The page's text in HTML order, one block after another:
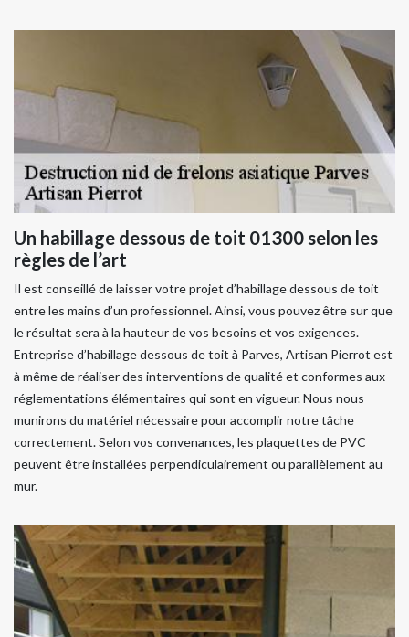
Un habillage dessous de toit 01300 selon les
règles de l’art
Il est conseillé de laisser votre projet d’habillage dessous de toit
entre les mains d’un professionnel. Ainsi, vous pouvez être sur que
le résultat sera à la hauteur de vos besoins et vos exigences.
Entreprise d’habillage dessous de toit à Parves, Artisan Pierrot est
à même de réaliser des interventions de qualité et conformes aux
réglementations élémentaires qui sont en vigueur. Nous nous
munirons du matériel nécessaire pour accomplir notre tâche
correctement. Selon vos convenances, les plaquettes de PVC
peuvent être installées perpendiculairement ou parallèlement au
mur.